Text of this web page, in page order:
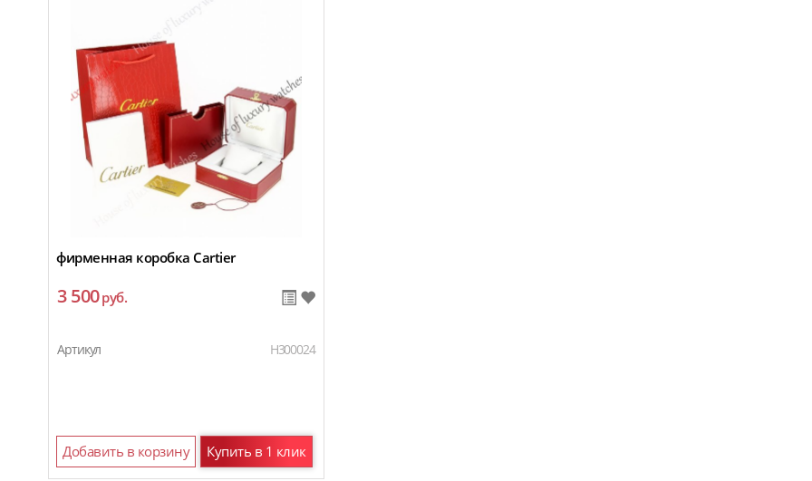
фирменная коробка Cartier
3 500руб.
Артикул H300024
Добавить в корзину Купить в 1 клик